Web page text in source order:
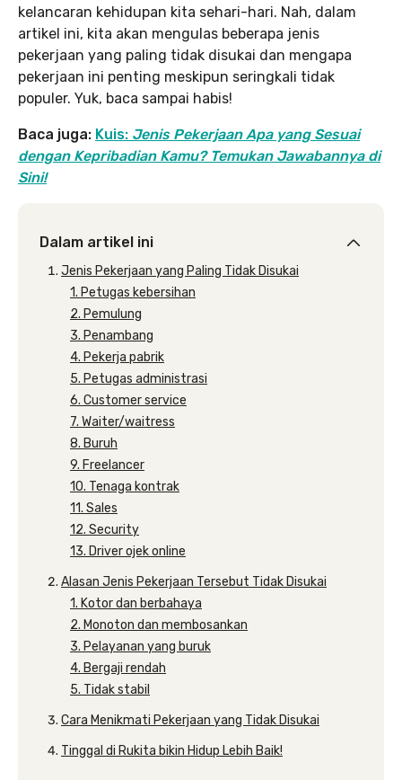
kelancaran kehidupan kita sehari-hari. Nah, dalam
artikel ini, kita akan mengulas beberapa jenis
pekerjaan yang paling tidak disukai dan mengapa
pekerjaan ini penting meskipun seringkali tidak
populer. Yuk, baca sampai habis!
Baca juga: Kuis: Jenis Pekerjaan Apa yang Sesuai
dengan Kepribadian Kamu? Temukan Jawabannya di
Sini!
Dalam artikel ini
Jenis Pekerjaan yang Paling Tidak Disukai
1. Petugas kebersihan
2. Pemulung
3. Penambang
4. Pekerja pabrik
5. Petugas administrasi
6. Customer service
7. Waiter/waitress
8. Buruh
9. Freelancer
10. Tenaga kontrak
11. Sales
12. Security
13. Driver ojek online
Alasan Jenis Pekerjaan Tersebut Tidak Disukai
1. Kotor dan berbahaya
2. Monoton dan membosankan
3. Pelayanan yang buruk
4. Bergaji rendah
5. Tidak stabil
Cara Menikmati Pekerjaan yang Tidak Disukai
Tinggal di Rukita bikin Hidup Lebih Baik!